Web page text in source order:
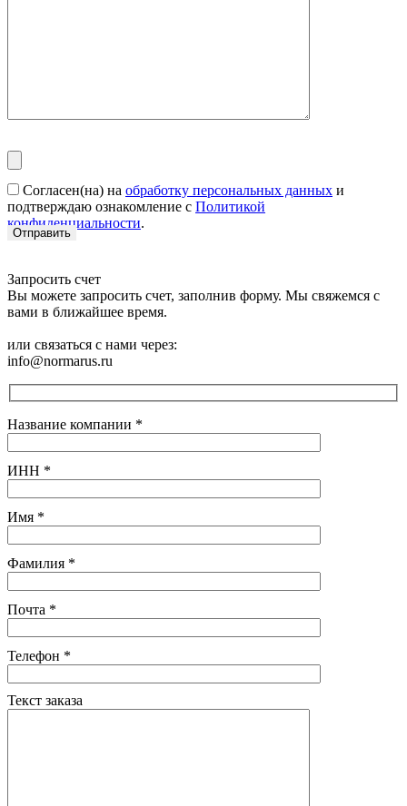
Согласен(на) на обработку персональных данных и
подтверждаю ознакомление с Политикой
конфиденциальности.
Запросить счет
Вы можете запросить счет, заполнив форму. Мы свяжемся с
вами в ближайшее время.
или связаться с нами через:
info@normarus.ru
Название компании *
ИНН *
Имя *
Фамилия *
Почта *
Телефон *
Текст заказа